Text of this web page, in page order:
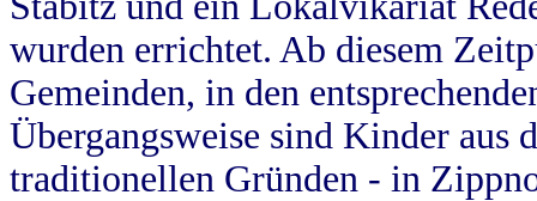
wurden errichtet. Ab diesem
Gemeinden, in den
Übergangsweise sind Kinder aus
traditionellen Gründen - in